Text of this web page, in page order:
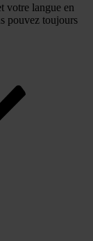
votre langue en
pouvez toujours